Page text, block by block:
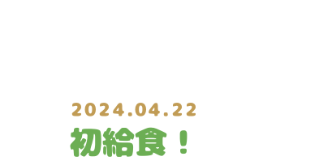
2024.04.22
初給食！